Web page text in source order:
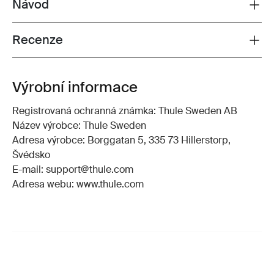
Toggle guides and instructions
Návod
Toggle overview
Recenze
Výrobní informace
Registrovaná ochranná známka: Thule Sweden AB
Název výrobce: Thule Sweden
Adresa výrobce: Borggatan 5, 335 73 Hillerstorp,
Švédsko
E-mail: support@thule.com
Adresa webu: www.thule.com